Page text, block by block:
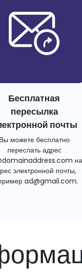
Бесплатная
пересылка
почты
Вы можете бесплатно
переслать адрес
на
электронной почты,
ad@gmail.com.